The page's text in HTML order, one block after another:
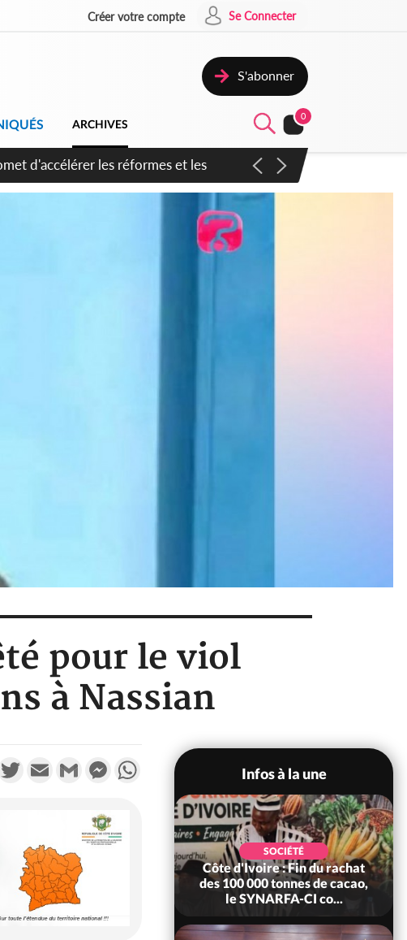
Créer votre compte Se Connecter
S'abonner
ARCHIVES
0
s'en inspirer pour accélérer le
pour le viol
à Nassian
FacebookTwitterEmail Gmail MessengerWhatsApp
Infos à la une
POLITIQUE
d'Ivoire : Fête nationale,
Ouattara accorde
la grâce à 4 661...
SOCIÉTÉ
Côte d'Ivoire : Fin du rachat
des 100 000 tonnes de cacao,
le SYNARFA-CI co...